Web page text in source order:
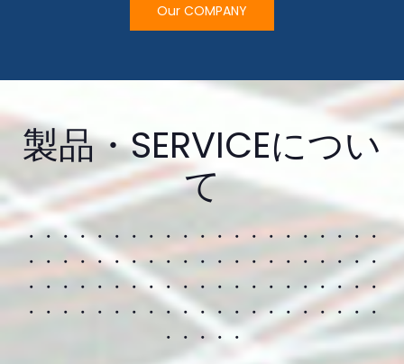
Our COMPANY
製品・SERVICEについ
て
・・・・・・・・・・・・・・・・・・・・・
・・・・・・・・・・・・・・・・・・・・・
・・・・・・・・・・・・・・・・・・・・・
・・・・・・・・・・・・・・・・・・・・・
・・・・・